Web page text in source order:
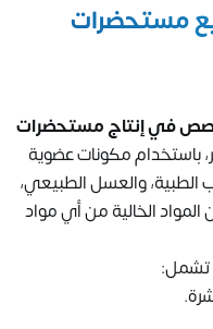
مستحضرات
في إنتاج مستحضرات
باستخدام مكونات عضوية
الطبية، والعسل الطبيعي،
المواد الخالية من أي مواد
تشمل: